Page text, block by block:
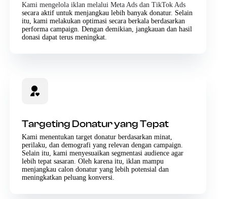
Kami mengelola iklan melalui Meta Ads dan TikTok Ads
secara aktif untuk menjangkau lebih banyak donatur. Selain
itu, kami melakukan optimasi secara berkala berdasarkan
performa campaign. Dengan demikian, jangkauan dan hasil
donasi dapat terus meningkat.
Targeting Donatur yang Tepat
Kami menentukan target donatur berdasarkan minat,
perilaku, dan demografi yang relevan dengan campaign.
Selain itu, kami menyesuaikan segmentasi audience agar
lebih tepat sasaran. Oleh karena itu, iklan mampu
menjangkau calon donatur yang lebih potensial dan
meningkatkan peluang konversi.